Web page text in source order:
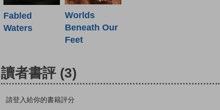
Fabled
Waters
Worlds
Beneath Our
Feet
讀者書評 (3)
請登入給你的書籍評分